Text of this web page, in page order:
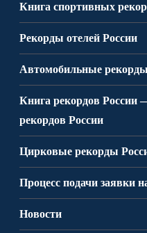
Книга спортивных
Рекорды отелей России
Автомобильные
Книга рекордов России
рекордов России
Цирковые рекорды
Процесс подачи заявки
Новости